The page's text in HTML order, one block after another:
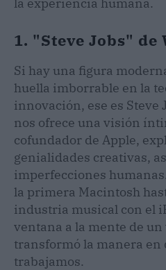
1. "Steve Jobs"
Si hay una figura
huella imborrable en la
innovación, ese es Steve
nos ofrece una visión
cofundador de Apple,
genialidades creativas,
imperfecciones
la primera Macintosh
industria musical con el
ventana a la mente de
transformó la manera en
trabajamos.